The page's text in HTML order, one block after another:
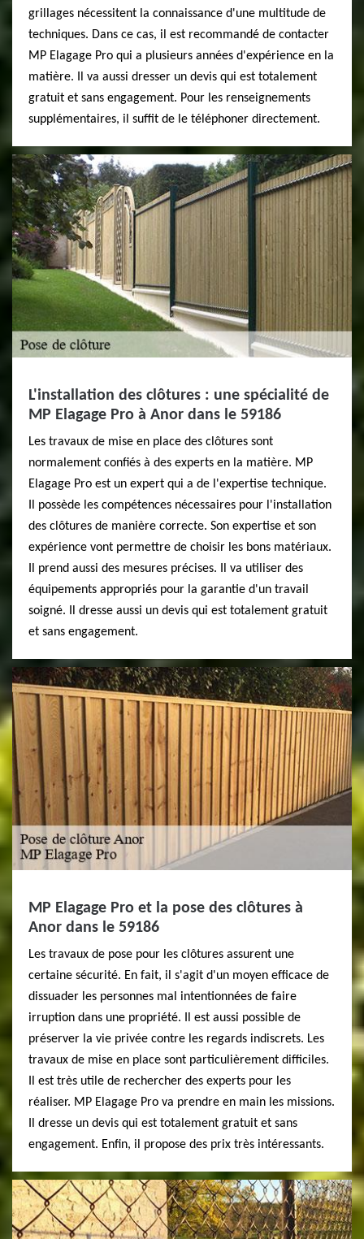
grillages nécessitent la connaissance d'une multitude de
techniques. Dans ce cas, il est recommandé de contacter
MP Elagage Pro qui a plusieurs années d'expérience en la
matière. Il va aussi dresser un devis qui est totalement
gratuit et sans engagement. Pour les renseignements
supplémentaires, il suffit de le téléphoner directement.
L'installation des clôtures : une spécialité de
MP Elagage Pro à Anor dans le 59186
Les travaux de mise en place des clôtures sont
normalement confiés à des experts en la matière. MP
Elagage Pro est un expert qui a de l'expertise technique.
Il possède les compétences nécessaires pour l'installation
des clôtures de manière correcte. Son expertise et son
expérience vont permettre de choisir les bons matériaux.
Il prend aussi des mesures précises. Il va utiliser des
équipements appropriés pour la garantie d'un travail
soigné. Il dresse aussi un devis qui est totalement gratuit
et sans engagement.
MP Elagage Pro et la pose des clôtures à
Anor dans le 59186
Les travaux de pose pour les clôtures assurent une
certaine sécurité. En fait, il s'agit d'un moyen efficace de
dissuader les personnes mal intentionnées de faire
irruption dans une propriété. Il est aussi possible de
préserver la vie privée contre les regards indiscrets. Les
travaux de mise en place sont particulièrement difficiles.
Il est très utile de rechercher des experts pour les
réaliser. MP Elagage Pro va prendre en main les missions.
Il dresse un devis qui est totalement gratuit et sans
engagement. Enfin, il propose des prix très intéressants.